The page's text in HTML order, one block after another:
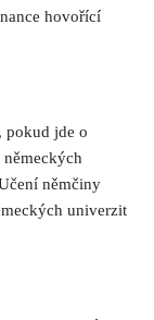
hovořící
pokud jde o
němčiny
univerzit